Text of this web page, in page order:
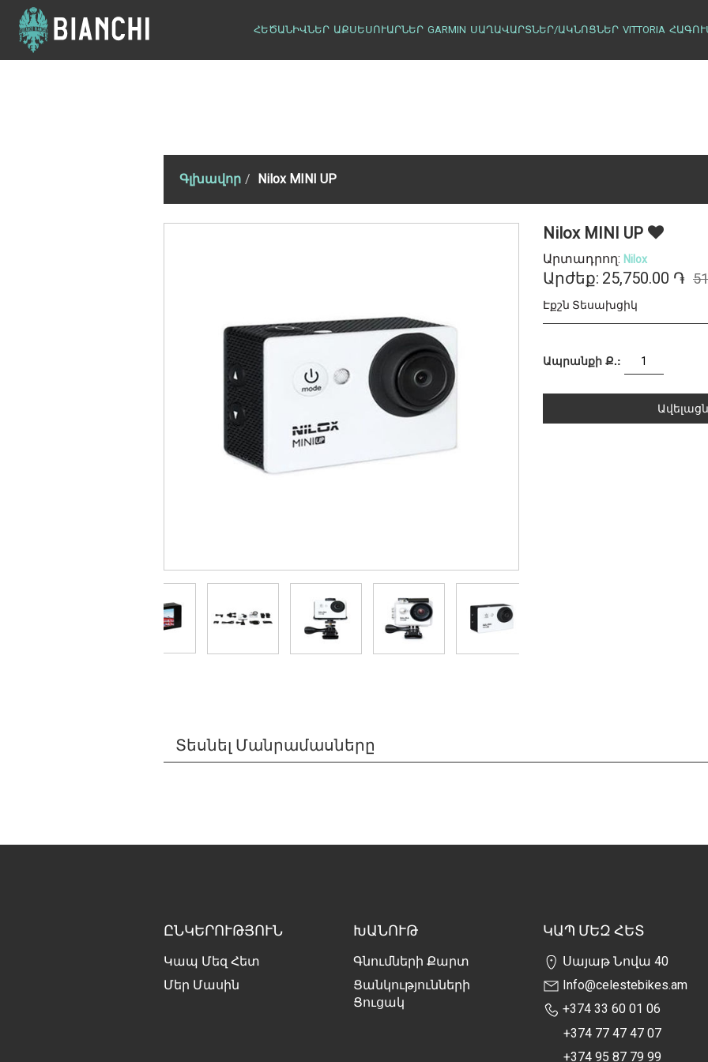
ՀԵԾԱՆԻՎՆԵՐ ԱՔՍԵՍՈՒԱՐՆԵՐ GARMIN ՍԱՂԱՎԱՐՏՆԵՐ/ԱԿՆՈՑՆԵՐ VITTORIA
Գլխավոր Nilox MINI UP
Nilox MINI UP
Արտադրող: Nilox
Արժեք: 25,750.00 ֏
Էքշն Տեսախցիկ
Ապրանքի Ք.:
Տեսնել Մանրամասները
ԸՆԿԵՐՈՒԹՅՈՒՆ
Կապ Մեզ Հետ
Մեր Մասին
ԽԱՆՈՒԹ
Գնումների Քարտ
Ցանկությունների
Ցուցակ
ԿԱՊ ՄԵԶ ՀԵՏ
Սայաթ Նովա 40
Info@celestebikes.am
+374 33 60 01 06
+374 77 47 47 07
+374 95 87 79 99